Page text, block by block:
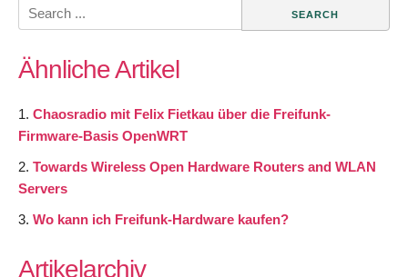
Search
for:
Ähnliche Artikel
Chaosradio mit Felix Fietkau über die Freifunk-
Firmware-Basis OpenWRT
Towards Wireless Open Hardware Routers and WLAN
Servers
Wo kann ich Freifunk-Hardware kaufen?
Artikelarchiv